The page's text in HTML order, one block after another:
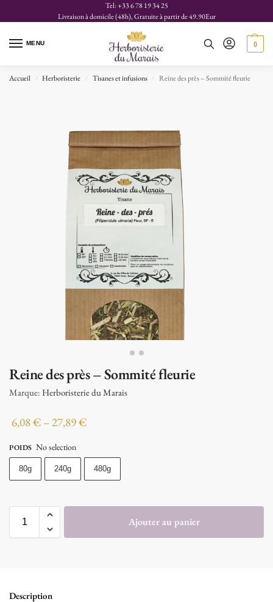
Tel: +33 6 78 19 34 25
Livraison à domicile (48h), Gratuite à partir de 49.90Eur
MENU 0
Accueil / Herboristerie / Tisanes et infusions / Reine des près – Sommité fleurie
Reine des près – Sommité fleurie
Marque: Herboristerie du Marais
6,08€ –27,89€
POIDS No selection
80g 240g 480g
Ajouter au panier
Description